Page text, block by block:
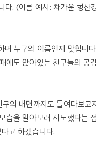
. (이름 예시: 차가운 형산
누구의 이름인지 맞힙니
도 앉아있는 친구들의 공
의 내면까지도 들여다보고
습을 알아보려 시도했다는
고 하겠습니다.